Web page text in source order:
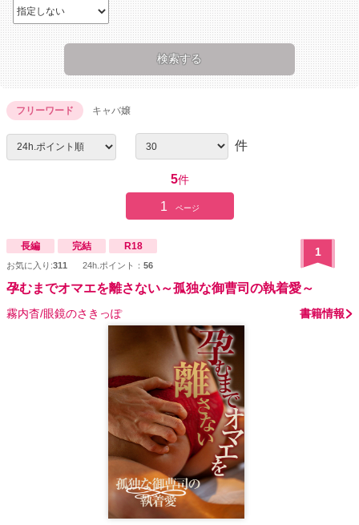
フリーワード キャバ嬢
件
5件
1 ページ
長編 完結 R18
お気に入り:311 24h.ポイント： 56
1
孕むまでオマエを離さない～孤独な御曹司の執着愛～
霧内杳/眼鏡のさきっぽ 書籍情報